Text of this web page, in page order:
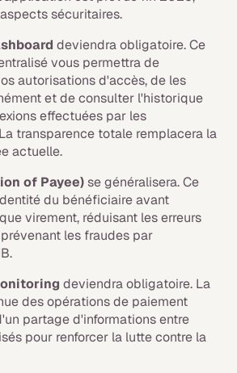
sécuritaires.
deviendra obligatoire. Ce
vous permettra de
autorisations d'accès, de les
et de consulter l'historique
effectuées par les
transparence totale remplacera la
actuelle.
of Payee)se généralisera. Ce
du bénéficiaire avant
virement, réduisant les erreurs
les fraudes par
deviendra obligatoire. La
des opérations de paiement
partage d'informations entre
pour renforcer la lutte contre la